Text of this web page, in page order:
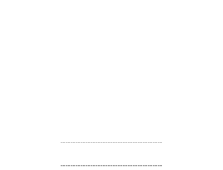
-----------------------------------------
-----------------------------------------